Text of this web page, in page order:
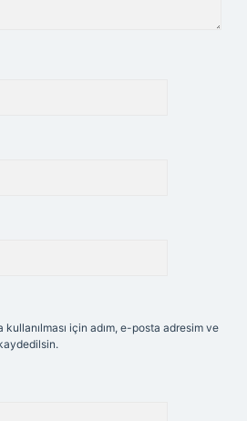
kullanılması için adım, e-posta adresim ve